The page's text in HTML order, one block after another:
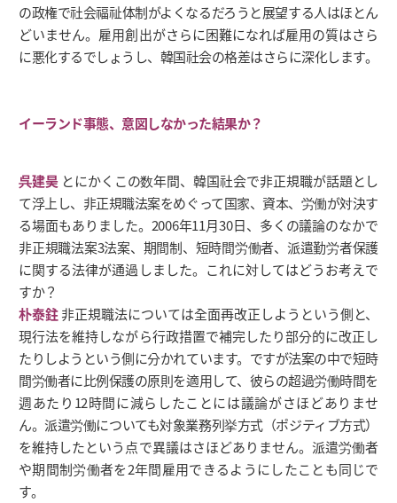
の政権で社会福祉体制がよくなるだろうと展望する人はほとん
どいません。雇用創出がさらに困難になれば雇用の質はさら
に悪化するでしょうし、韓国社会の格差はさらに深化します。
イーランド事態、意図しなかった結果か？
呉建昊 とにかくこの数年間、韓国社会で非正規職が話題とし
て浮上し、非正規職法案をめぐって国家、資本、労働が対決す
る場面もありました。2006年11月30日、多くの議論のなかで
非正規職法案3法案、期間制、短時間労働者、派遣勤労者保護
に関する法律が通過しました。これに対してはどうお考えで
すか？
朴泰鉒非正規職法については全面再改正しようという側と、
現行法を維持しながら行政措置で補完したり部分的に改正し
たりしようという側に分かれています。ですが法案の中で短時
間労働者に比例保護の原則を適用して、彼らの超過労働時間を
週あたり12時間に減らしたことには議論がさほどありませ
ん。派遣労働についても対象業務列挙方式（ポジティブ方式）
を維持したという点で異議はさほどありません。派遣労働者
や期間制労働者を2年間雇用できるようにしたことも同じで
す。